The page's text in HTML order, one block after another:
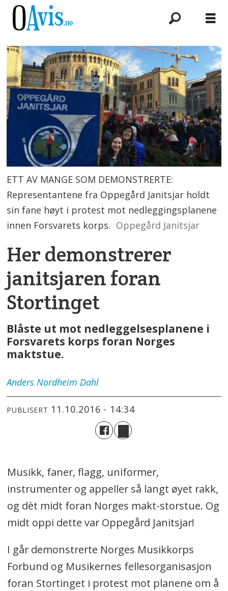
ETT AV MANGE SOM DEMONSTRERTE:
Representantene fra Oppegård Janitsjar holdt
sin fane høyt i protest mot nedleggingsplanene
innen Forsvarets korps. Oppegård Janitsjar
Her demonstrerer
janitsjaren foran
Stortinget
Blåste ut mot nedleggelsesplanene i
Forsvarets korps foran Norges
maktstue.
Anders Nordheim Dahl
PUBLISERT 11.10.2016 - 14:34
Musikk, faner, flagg, uniformer,
instrumenter og appeller så langt øyet rakk,
og dèt midt foran Norges makt-storstue. Og
midt oppi dette var Oppegård Janitsjar!
I går demonstrerte Norges Musikkorps
Forbund og Musikernes fellesorganisasjon
foran Stortinget i protest mot planene om å